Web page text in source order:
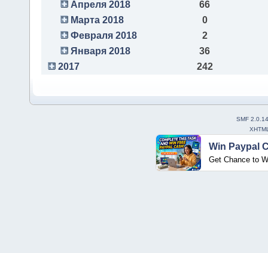
Апреля 2018
66
Марта 2018
0
Февраля 2018
2
Января 2018
36
2017
242
SMF 2.0.14
Win Paypal
Get Chance to